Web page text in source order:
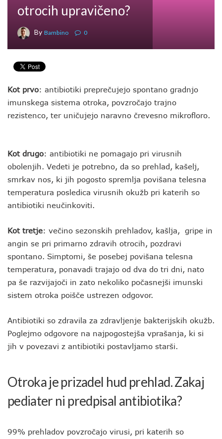
otrocih upravičeno?
By Bambino 0
Kot prvo: antibiotiki preprečujejo spontano gradnjo
imunskega sistema otroka, povzročajo trajno
rezistenco, ter uničujejo naravno črevesno mikrofloro.
Kot drugo: antibiotiki ne pomagajo pri virusnih
obolenjih. Vedeti je potrebno, da so prehlad, kašelj,
smrkav nos, ki jih pogosto spremlja povišana telesna
temperatura posledica virusnih okužb pri katerih so
antibiotiki neučinkoviti.
Kot tretje: večino sezonskih prehladov, kašlja, gripe in
angin se pri primarno zdravih otrocih, pozdravi
spontano. Simptomi, še posebej povišana telesna
temperatura, ponavadi trajajo od dva do tri dni, nato
pa še razvijajoči in zato nekoliko počasnejši imunski
sistem otroka poišče ustrezen odgovor.
Antibiotiki so zdravila za zdravljenje bakterijskih okužb.
Poglejmo odgovore na najpogostejša vprašanja, ki si
jih v povezavi z antibiotiki postavljamo starši.
Otroka je prizadel hud prehlad. Zakaj
pediater ni predpisal antibiotika?
99% prehladov povzročajo virusi, pri katerih so